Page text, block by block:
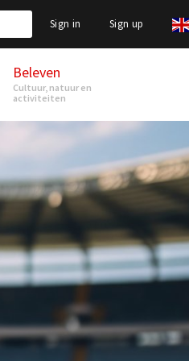
Sign in Sign up
Beleven
Cultuur, natuur en
activiteiten